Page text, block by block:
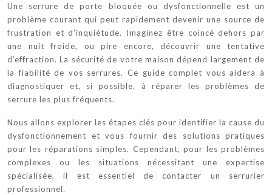
Une serrure de porte bloquée ou dysfonctionnelle est un
problème courant qui peut rapidement devenir une source de
frustration et d’inquiétude. Imaginez être coincé dehors par
une nuit froide, ou pire encore, découvrir une tentative
d’effraction. La sécurité de votre maison dépend largement de
la fiabilité de vos serrures. Ce guide complet vous aidera à
diagnostiquer et, si possible, à réparer les problèmes de
serrure les plus fréquents.
Nous allons explorer les étapes clés pour identifier la cause du
dysfonctionnement et vous fournir des solutions pratiques
pour les réparations simples. Cependant, pour les problèmes
complexes ou les situations nécessitant une expertise
spécialisée, il est essentiel de contacter un serrurier
professionnel.